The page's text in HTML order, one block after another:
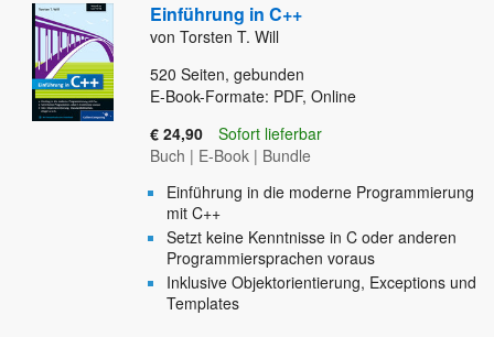
Einführung in C++
von Torsten T. Will
520 Seiten, gebunden
E-Book-Formate: PDF, Online
€ 24,90
Sofort lieferbar
Buch | E-Book | Bundle
Einführung in die moderne Programmierung
mit C++
Setzt keine Kenntnisse in C oder anderen
Programmiersprachen voraus
Inklusive Objektorientierung, Exceptions und
Templates